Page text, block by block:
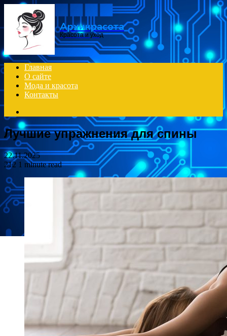
Архикрасота
Красота и уход
Главная
О сайте
Мода и красота
Контакты
for
Лучшие упражнения для спины
22.11.2025
212 1 minute read